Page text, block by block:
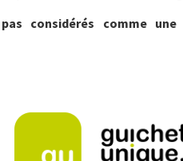
considérés comme une